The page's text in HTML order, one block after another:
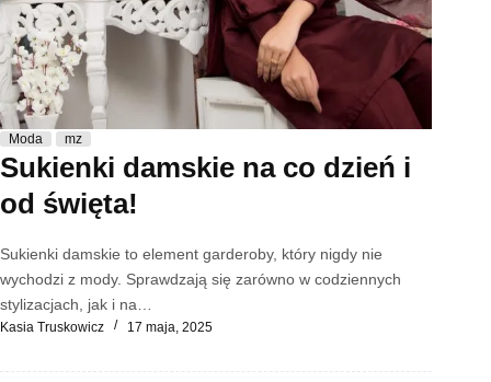
Moda mz
Sukienki damskie na co dzień i
od święta!
Sukienki damskie to element garderoby, który nigdy nie
wychodzi z mody. Sprawdzają się zarówno w codziennych
stylizacjach, jak i na…
Kasia Truskowicz 17 maja, 2025